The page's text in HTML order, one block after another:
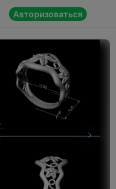
Авторизоваться
 